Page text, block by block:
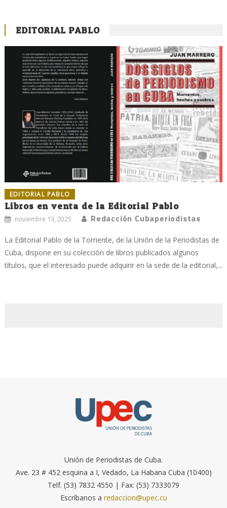
EDITORIAL PABLO
EDITORIAL PABLO
Libros en venta de la Editorial Pablo
noviembre 13, 2025 Redacción Cubaperiodistas
La Editorial Pablo de la Torriente, de la Unión de la Periodistas de
Cuba, dispone en su colección de libros publicados algunos
títulos, que el interesado puede adquirir en la sede de la editorial,...
Unión de Periodistas de Cuba.
Ave. 23 # 452 esquina a I, Vedado, La Habana Cuba (10400)
Telf. (53) 7832 4550 | Fax: (53) 7333079
Escríbanos a redaccion@upec.cu